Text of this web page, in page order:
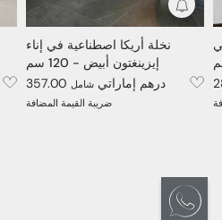
نخلة أريكا اصطناعية في إناء
إيزينغتون أبيض - 120 سم
357.00 درهم إماراتي شامل
ضريبة القيمة المضافة